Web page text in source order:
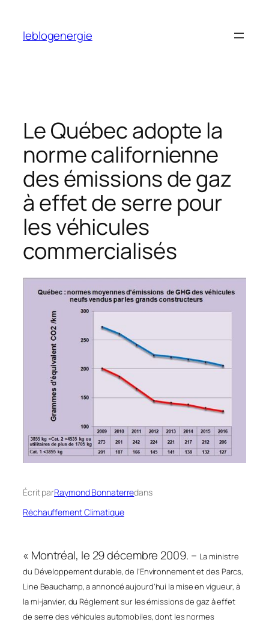
contenu
leblogenergie
Le Québec adopte la
norme californienne
des émissions de gaz
à effet de serre pour
les véhicules
commercialisés
Écrit parRaymond Bonnaterredans
Réchauffement Climatique
« Montréal, le 29 décembre 2009. – La ministre
du Développement durable, de l’Environnement et des Parcs,
Line Beauchamp, a annoncé aujourd’hui la mise en vigueur, à
la mi-janvier, du Règlement sur les émissions de gaz à effet
de serre des véhicules automobiles, dont les normes